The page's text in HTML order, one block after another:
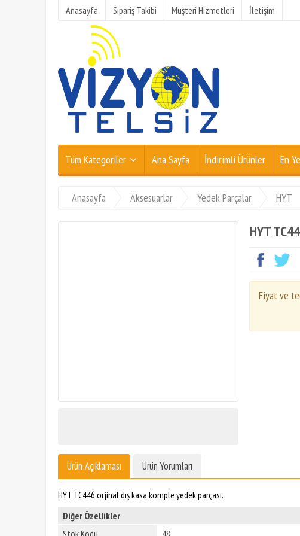
Anasayfa Sipariş Takibi Müşteri Hizmetleri İletişim
Tüm Kategoriler Ana Sayfa İndirimli Ürünler En
Anasayfa Aksesuarlar Yedek Parçalar HYT
HYT
Fiyat ve
Ürün Açıklaması Ürün Yorumları
HYT TC446 orjinal dış kasa komple yedek parçası.
Diğer Özellikler
Stok Kodu
48